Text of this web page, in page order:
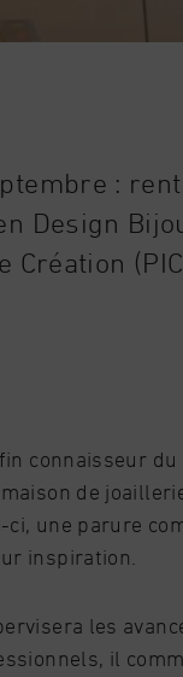
:
Design
Création
connaisseur
maison de
ci, une parure
inspiration.
les
il